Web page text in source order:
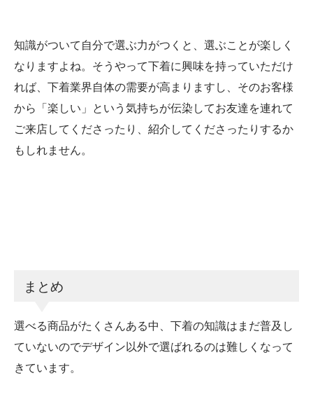
知識がついて自分で選ぶ力がつくと、選ぶことが楽しく
なりますよね。そうやって下着に興味を持っていただけ
れば、下着業界自体の需要が高まりますし、そのお客様
から「楽しい」という気持ちが伝染してお友達を連れて
ご来店してくださったり、紹介してくださったりするか
もしれません。
まとめ
選べる商品がたくさんある中、下着の知識はまだ普及し
ていないのでデザイン以外で選ばれるのは難しくなって
きています。